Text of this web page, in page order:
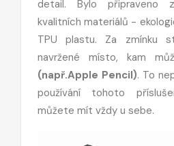
detail. Bylo připraveno
kvalitních materiálů -
TPU plastu. Za zmínku
navržené místo, kam
(např.Apple Pencil). To
používání tohoto
můžete mít vždy u sebe.